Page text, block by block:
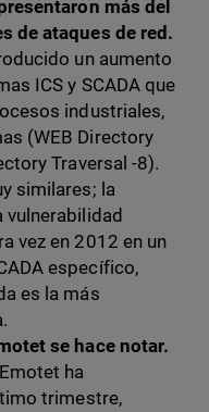
más del
de ataques de red.
un aumento
ICS y SCADA que
industriales,
(WEB Directory
Traversal -8).
similares; la
vulnerabilidad
vez en 2012 en un
específico,
es la más
se hace notar.
ha
trimestre,